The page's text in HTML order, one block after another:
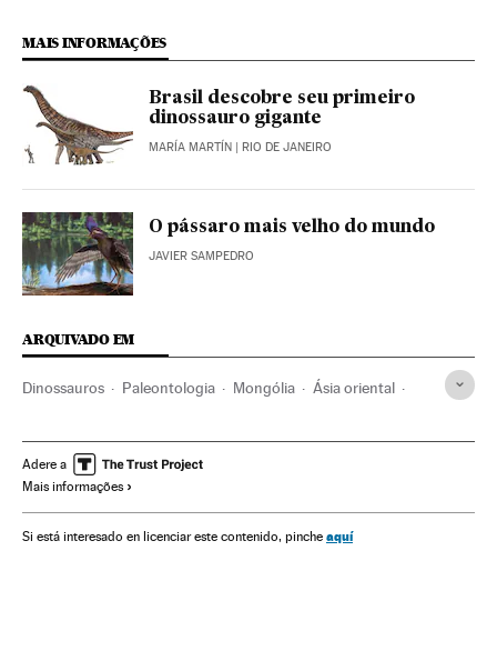
MAIS INFORMAÇÕES
Brasil descobre seu primeiro
dinossauro gigante
MARÍA MARTÍN | RIO DE JANEIRO
O pássaro mais velho do mundo
JAVIER SAMPEDRO
ARQUIVADO EM
Dinossauros Paleontologia Mongólia Ásia oriental
Adere a
Mais informações
Si está interesado en licenciar este contenido, pinche aquí